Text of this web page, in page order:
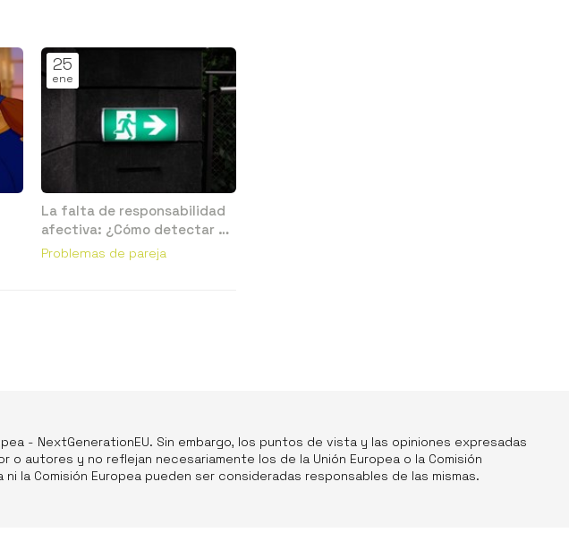
25
ene
La falta de responsabilidad
afectiva: ¿Cómo detectar si
me están haciendo
Problemas de pareja
- NextGenerationEU. Sin embargo, los puntos de vista y las opiniones expresadas
o autores y no reflejan necesariamente los de la Unión Europea o la Comisión
ni la Comisión Europea pueden ser consideradas responsables de las mismas.